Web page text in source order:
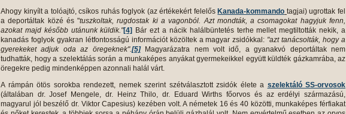
Ahogy kinyílt a tolóajtó, csíkos ruhás foglyok (az értékekért felelős Kanada-kommando tagjai) ugrottak fel
a deportáltak közé és "tuszkoltak, rugdostak ki a vagonból. Azt mondták, a csomagokat hagyjuk fenn,
azokat majd később utánunk küldik."[4]
Bár ezt a nácik halálbüntetés terhe mellet megtiltották nekik, a
kanadás foglyok gyakran létfontosságú információt közöltek a magyar zsidókkal: "azt tanácsolták, hogy a
gyerekeket adjuk oda az öregeknek".[5]
Magyarázatra nem volt idő, a gyanakvó deportáltak nem
tudhatták, hogy a szelektálás során a munkaképes anyákat gyermekeikkel együtt küldték gázkamrába, az
öregekre pedig mindenképpen azonnali halál várt.
A rámpán ötös sorokba rendezett, nemek szerint szétválasztott zsidók élete a szelektáló SS-orvosok
(általában dr. Josef Mengele, dr. Heinz Thilo, dr. Eduard Wirths főorvos és az erdélyi származású,
magyarul jól beszélő dr. Viktor Capesius) kezében volt. A németek 16 és 40 közötti, munkaképes férfiakat